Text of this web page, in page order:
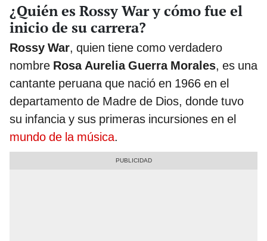
¿Quién es Rossy War y cómo fue el
inicio de su carrera?
Rossy War, quien tiene como verdadero
nombre Rosa Aurelia Guerra Morales, es una
cantante peruana que nació en 1966 en el
departamento de Madre de Dios, donde tuvo
su infancia y sus primeras incursiones en el
mundo de la música.